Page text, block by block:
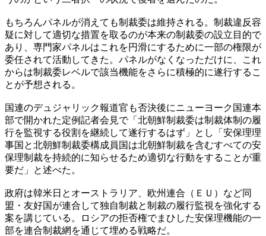
もちろんパネルが消えても制裁委は維持される。制裁違反容
疑に対して適切な措置を取るのが本来の制裁委の設立目的で
あり、専門家パネルはこれを円滑にするために一部の権限が
委任されて活動してきた。パネルがなくなっただけに、これ
からは制裁委レベルで該当機能をさらに積極的に遂行するこ
とが予想される。
国連のデュジャリック報道官も否決後にニューヨーク国連本
部で開かれた定例記者会見で「北朝鮮制裁委は制裁体制の履
行を監視する役割を継続して遂行するはず」とし「安保理理
事国と北朝鮮制裁委構成員国は北朝鮮制裁を含むすべての安
保理制裁を持続的に知らせるため適切な行動をすることが重
要だ」と述べた。
政府は韓米日とオーストラリア、欧州連合（ＥＵ）など同
盟・友好国が連合して独自制裁と制裁の履行監視を強化する
案を講じている。ロシアの拒否権でまひした安保理機能の一
部を連合制裁網を通じて埋める戦略だ。